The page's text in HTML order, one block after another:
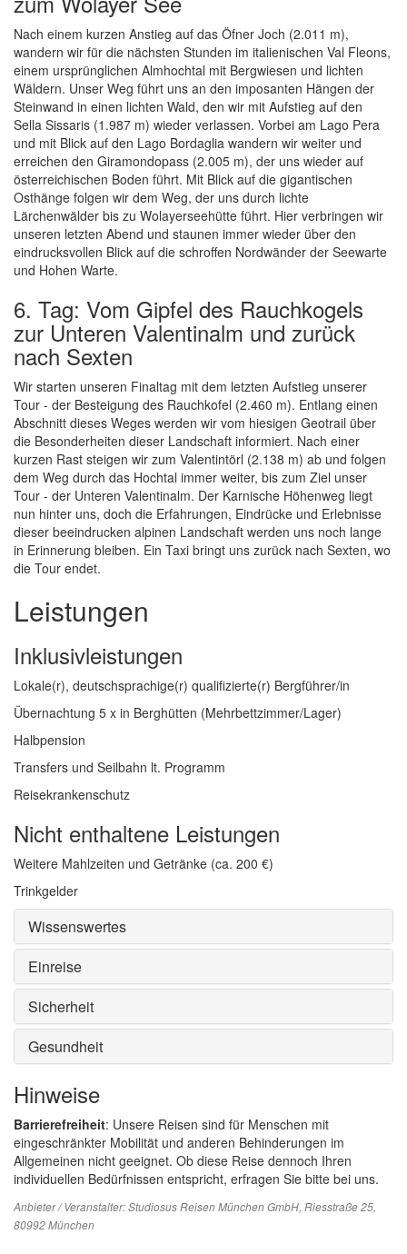
Nach einem kurzen Anstieg auf das Öfner Joch (2.011 m),
wandern wir für die nächsten Stunden im italienischen Val Fleons,
einem ursprünglichen Almhochtal mit Bergwiesen und lichten
Wäldern. Unser Weg führt uns an den imposanten Hängen der
Steinwand in einen lichten Wald, den wir mit Aufstieg auf den
Sella Sissaris (1.987 m) wieder verlassen. Vorbei am Lago Pera
und mit Blick auf den Lago Bordaglia wandern wir weiter und
erreichen den Giramondopass (2.005 m), der uns wieder auf
österreichischen Boden führt. Mit Blick auf die gigantischen
Osthänge folgen wir dem Weg, der uns durch lichte
Lärchenwälder bis zu Wolayerseehütte führt. Hier verbringen wir
unseren letzten Abend und staunen immer wieder über den
eindrucksvollen Blick auf die schroffen Nordwänder der Seewarte
und Hohen Warte.
6. Tag: Vom Gipfel des Rauchkogels
zur Unteren Valentinalm und zurück
nach Sexten
Wir starten unseren Finaltag mit dem letzten Aufstieg unserer
Tour - der Besteigung des Rauchkofel (2.460 m). Entlang einen
Abschnitt dieses Weges werden wir vom hiesigen Geotrail über
die Besonderheiten dieser Landschaft informiert. Nach einer
kurzen Rast steigen wir zum Valentintörl (2.138 m) ab und folgen
dem Weg durch das Hochtal immer weiter, bis zum Ziel unser
Tour - der Unteren Valentinalm. Der Karnische Höhenweg liegt
nun hinter uns, doch die Erfahrungen, Eindrücke und Erlebnisse
dieser beeindrucken alpinen Landschaft werden uns noch lange
in Erinnerung bleiben. Ein Taxi bringt uns zurück nach Sexten, wo
die Tour endet.
Leistungen
Inklusivleistungen
Lokale(r), deutschsprachige(r) qualifizierte(r) Bergführer/in
Übernachtung 5 x in Berghütten (Mehrbettzimmer/Lager)
Halbpension
Transfers und Seilbahn lt. Programm
Reisekrankenschutz
Nicht enthaltene Leistungen
Weitere Mahlzeiten und Getränke (ca. 200 €)
Trinkgelder
Wissenswertes
Einreise
Sicherheit
Gesundheit
Hinweise
Barrierefreiheit: Unsere Reisen sind für Menschen mit
eingeschränkter Mobilität und anderen Behinderungen im
Allgemeinen nicht geeignet. Ob diese Reise dennoch Ihren
individuellen Bedürfnissen entspricht, erfragen Sie bitte bei uns.
Anbieter / Veranstalter:Studiosus Reisen München GmbH, Riesstraße 25,
80992 München